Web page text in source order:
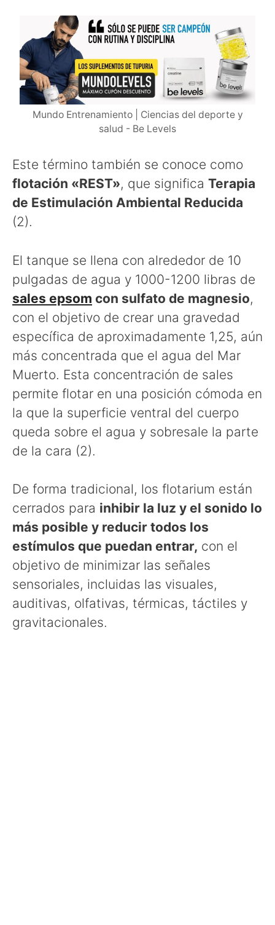
Mundo Entrenamiento | Ciencias del deporte y
salud - Be Levels
Este término también se conoce como
flotación «REST», que significa Terapia
de Estimulación Ambiental Reducida
(2).
El tanque se llena con alrededor de 10
pulgadas de agua y 1000-1200 libras de
sales epsom con sulfato de magnesio,
con el objetivo de crear una gravedad
específica de aproximadamente 1,25, aún
más concentrada que el agua del Mar
Muerto. Esta concentración de sales
permite flotar en una posición cómoda en
la que la superficie ventral del cuerpo
queda sobre el agua y sobresale la parte
de la cara (2).
De forma tradicional, los flotarium están
cerrados para inhibir la luz y el sonido lo
más posible y reducir todos los
estímulos que puedan entrar, con el
objetivo de minimizar las señales
sensoriales, incluidas las visuales,
auditivas, olfativas, térmicas, táctiles y
gravitacionales.